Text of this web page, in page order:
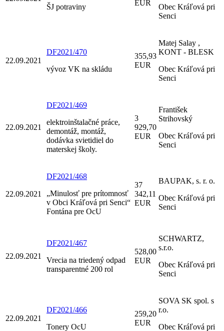
ŠJ potraviny
EUR
Obec Kráľová pri
Senci
22.09.2021
DF2021/470
vývoz VK na skládu
355,93
EUR
Matej Salay ,
KONT - BLESK
Obec Kráľová pri
Senci
22.09.2021
DF2021/469
elektroinštalačné práce,
demontáž, montáž,
dodávka svietidiel do
materskej školy.
3
929,70
EUR
František
Strihovský
Obec Kráľová pri
Senci
22.09.2021
DF2021/468
„Minulosť pre prítomnosť
v Obci Kráľová pri Senci“
Fontána pre OcU
37
342,11
EUR
BAUPAK, s. r. o.
Obec Kráľová pri
Senci
22.09.2021
DF2021/467
Vrecia na triedený odpad
transparentné 200 rol
528,00
EUR
SCHWARTZ,
s.r.o.
Obec Kráľová pri
Senci
22.09.2021
DF2021/466
Tonery OcU
259,20
EUR
SOVA SK spol. s
r.o.
Obec Kráľová pri